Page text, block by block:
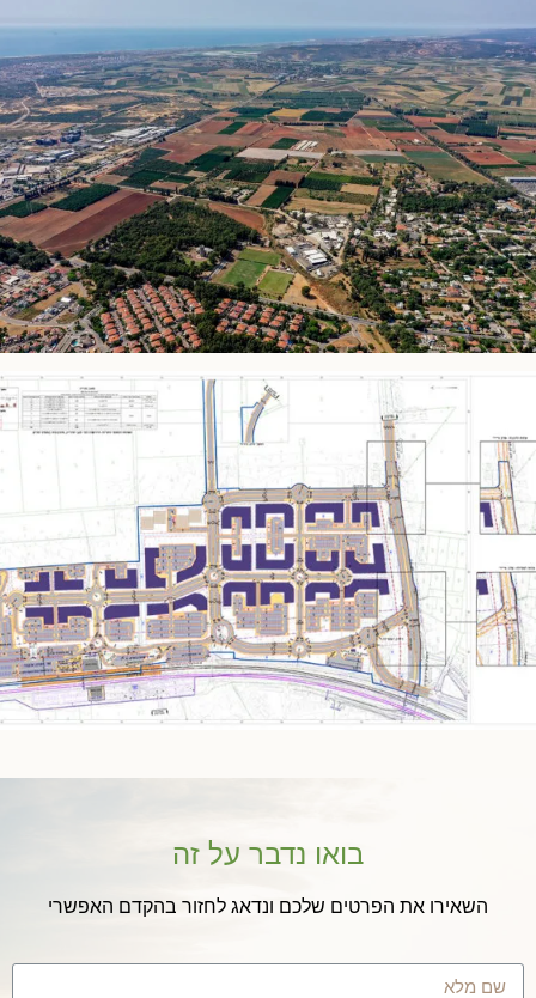
בואו נדבר על זה​
השאירו את הפרטים שלכם ונדאג לחזור בהקדם האפשרי